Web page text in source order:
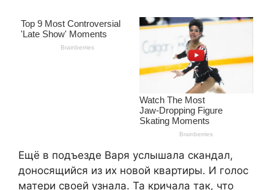
Ещё в подъезде Варя услышала скандал,
доносящийся из их новой квартиры. И голос
матери своей узнала. Та кричала так, что